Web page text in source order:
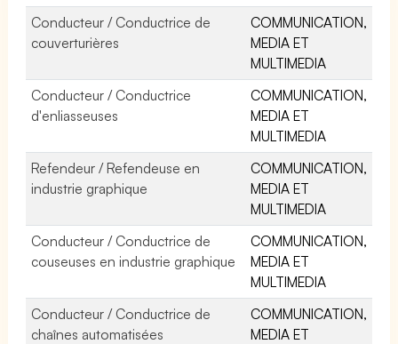
Conducteur / Conductrice de
couverturières
COMMUNICATION,
MEDIA ET
MULTIMEDIA
Conducteur / Conductrice
d'enliasseuses
COMMUNICATION,
MEDIA ET
MULTIMEDIA
Refendeur / Refendeuse en
industrie graphique
COMMUNICATION,
MEDIA ET
MULTIMEDIA
Conducteur / Conductrice de
couseuses en industrie graphique
COMMUNICATION,
MEDIA ET
MULTIMEDIA
Conducteur / Conductrice de
chaînes automatisées
COMMUNICATION,
MEDIA ET